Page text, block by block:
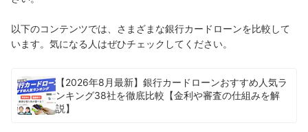
以下のコンテンツでは、さまざまな銀行カードローンを比較して
います。気になる人はぜひチェックしてください。
【2026年8月最新】銀行カードローンおすすめ人気ラ
ンキング38社を徹底比較【金利や審査の仕組みを解
説】